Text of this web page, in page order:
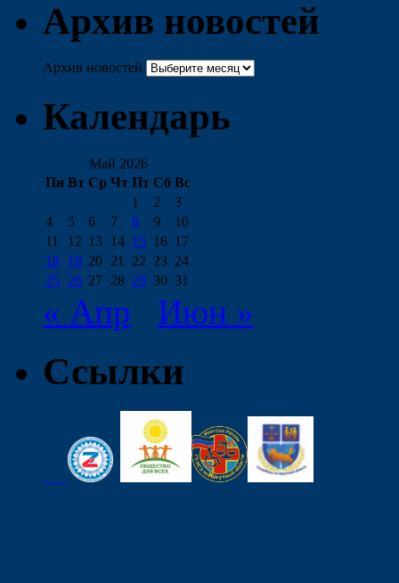
Архив новостей
Архив новостей
Календарь
Май 2026
Пн Вт Ср Чт Пт Сб Вс
1
2
3
4
5 6 7 8 9
10
11
12 13 14 15 16 17
18 19 20 21 22 23 24
25 26 27 28 29 30 31
« Апр Июн »
Ссылки